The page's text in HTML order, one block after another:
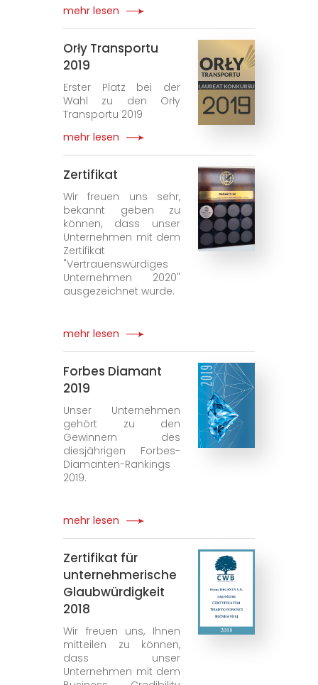
mehr lesen
Orły Transportu
2019
Erster Platz bei der
Wahl zu den Orły
Transportu 2019
mehr lesen
Zertifikat
Wir freuen uns sehr,
bekannt geben zu
können, dass unser
Unternehmen mit dem
Zertifikat
"Vertrauenswürdiges
Unternehmen 2020"
ausgezeichnet wurde.
mehr lesen
Forbes Diamant
2019
Unser Unternehmen
gehört zu den
Gewinnern des
diesjährigen Forbes-
Diamanten-Rankings
2019.
mehr lesen
Zertifikat für
unternehmerische
Glaubwürdigkeit
2018
Wir freuen uns, Ihnen
mitteilen zu können,
dass unser
Unternehmen mit dem